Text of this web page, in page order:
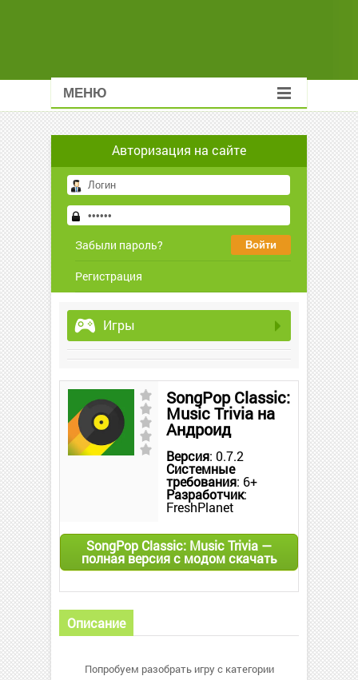
МЕНЮ
Авторизация на сайте
Забыли пароль?
Регистрация
Игры
SongPop Classic:
Music Trivia на
Андроид
Версия: 0.7.2
Системные
требования: 6+
Разработчик:
FreshPlanet
SongPop Classic: Music Trivia —
полная версия с модом скачать
Описание
Попробуем разобрать игру с категории